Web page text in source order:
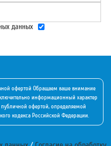
данных
офертой Обращаем ваше внимание
информационный характер
публичной офертой, определяемой
кодекса Российской Федерации.